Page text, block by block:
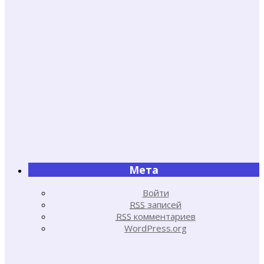
Мета
Войти
RSS записей
RSS комментариев
WordPress.org